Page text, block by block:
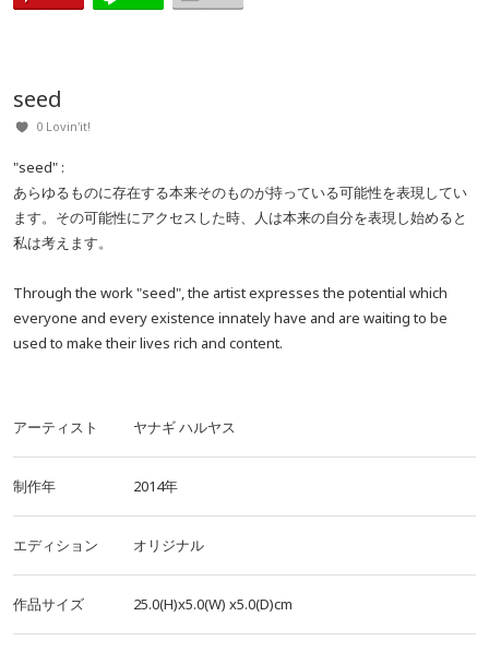
seed
0 Lovin'it!
"seed" :
あらゆるものに存在する本来そのものが持っている可能性を表現してい
ます。その可能性にアクセスした時、人は本来の自分を表現し始めると
私は考えます。
Through the work "seed", the artist expresses the potential which
everyone and every existence innately have and are waiting to be
used to make their lives rich and content.
アーティスト ヤナギ ハルヤス
制作年 2014年
エディション オリジナル
作品サイズ 25.0(H)x5.0(W) x5.0(D)cm